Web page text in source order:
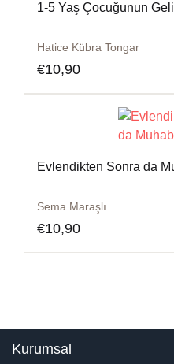
1-5 Yaş Çocuğunun
Hatice Kübra Tongar
€10,90
Evlendikten Sonra da
Sema Maraşlı
€10,90
Kurumsal